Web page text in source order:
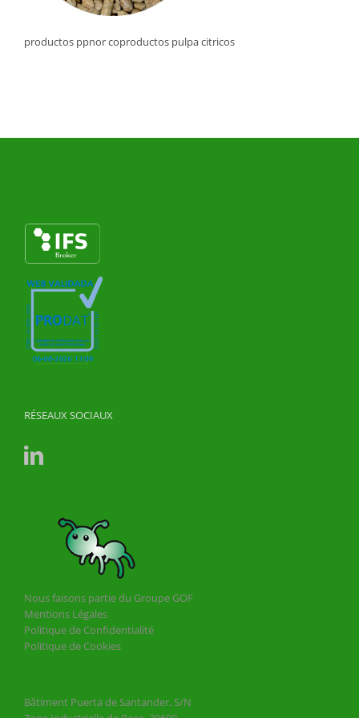
productos ppnor coproductos pulpa citricos
RÉSEAUX SOCIAUX
Nous faisons partie du Groupe GOF
Mentions Légales
Politique de Confidentialité
Politique de Cookies
Bâtiment Puerta de Santander, S/N